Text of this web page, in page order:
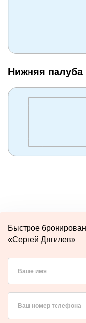
Нижняя палуба
Быстрое
«Сергей Дягилев»
Ваше имя
Ваш номер телефона